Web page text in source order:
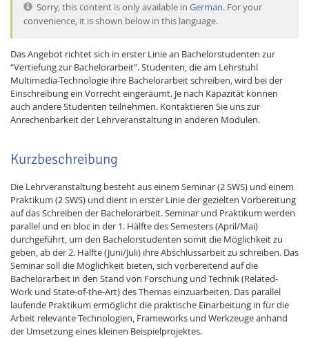
Sorry, this content is only available inGerman. For your
convenience, it is shown below in this language.
Das Angebot richtet sich in erster Linie an Bachelorstudenten zur
“Vertiefung zur Bachelorarbeit”. Studenten, die am Lehrstuhl
Multimedia-Technologie ihre Bachelorarbeit schreiben, wird bei der
Einschreibung ein Vorrecht eingeräumt. Je nach Kapazität können
auch andere Studenten teilnehmen. Kontaktieren Sie uns zur
Anrechenbarkeit der Lehrveranstaltung in anderen Modulen.
Kurzbeschreibung
Die Lehrveranstaltung besteht aus einem Seminar (2 SWS) und einem
Praktikum (2 SWS) und dient in erster Linie der gezielten Vorbereitung
auf das Schreiben der Bachelorarbeit. Seminar und Praktikum werden
parallel und en bloc in der 1. Hälfte des Semesters (April/Mai)
durchgeführt, um den Bachelorstudenten somit die Möglichkeit zu
geben, ab der 2. Hälfte (Juni/Juli) ihre Abschlussarbeit zu schreiben. Das
Seminar soll die Möglichkeit bieten, sich vorbereitend auf die
Bachelorarbeit in den Stand von Forschung und Technik (Related-
Work und State-of-the-Art) des Themas einzuarbeiten. Das parallel
laufende Praktikum ermöglicht die praktische Einarbeitung in für die
Arbeit relevante Technologien, Frameworks und Werkzeuge anhand
der Umsetzung eines kleinen Beispielprojektes.